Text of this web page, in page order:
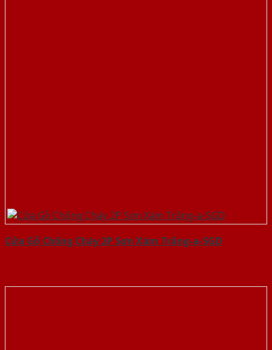
Cửa Gỗ Chống Cháy 2P Sơn Xám Trắng-a-SGD